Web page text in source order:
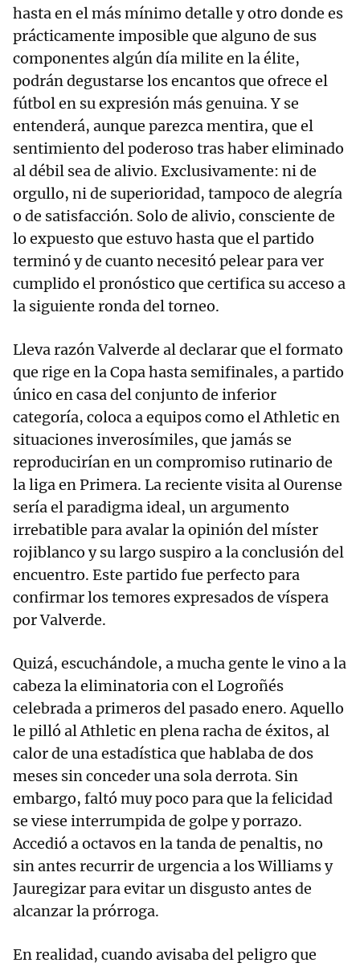
hasta en el más mínimo detalle y otro donde es
prácticamente imposible que alguno de sus
componentes algún día milite en la élite,
podrán degustarse los encantos que ofrece el
fútbol en su expresión más genuina. Y se
entenderá, aunque parezca mentira, que el
sentimiento del poderoso tras haber eliminado
al débil sea de alivio. Exclusivamente: ni de
orgullo, ni de superioridad, tampoco de alegría
o de satisfacción. Solo de alivio, consciente de
lo expuesto que estuvo hasta que el partido
terminó y de cuanto necesitó pelear para ver
cumplido el pronóstico que certifica su acceso a
la siguiente ronda del torneo.
Lleva razón Valverde al declarar que el formato
que rige en la Copa hasta semifinales, a partido
único en casa del conjunto de inferior
categoría, coloca a equipos como el Athletic en
situaciones inverosímiles, que jamás se
reproducirían en un compromiso rutinario de
la liga en Primera. La reciente visita al Ourense
sería el paradigma ideal, un argumento
irrebatible para avalar la opinión del míster
rojiblanco y su largo suspiro a la conclusión del
encuentro. Este partido fue perfecto para
confirmar los temores expresados de víspera
por Valverde.
Quizá, escuchándole, a mucha gente le vino a la
cabeza la eliminatoria con el Logroñés
celebrada a primeros del pasado enero. Aquello
le pilló al Athletic en plena racha de éxitos, al
calor de una estadística que hablaba de dos
meses sin conceder una sola derrota. Sin
embargo, faltó muy poco para que la felicidad
se viese interrumpida de golpe y porrazo.
Accedió a octavos en la tanda de penaltis, no
sin antes recurrir de urgencia a los Williams y
Jauregizar para evitar un disgusto antes de
alcanzar la prórroga.
En realidad, cuando avisaba del peligro que